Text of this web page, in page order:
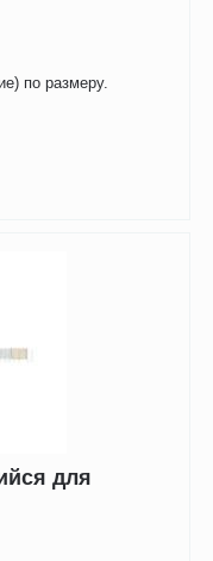
по размеру.
для